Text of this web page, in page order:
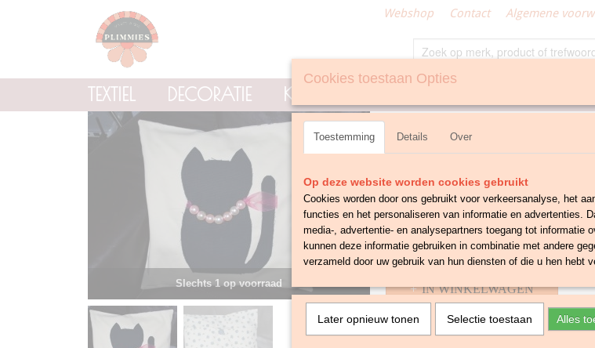
Webshop Contact Algemene
TEXTIEL DECORATIE KNOPEN
Slechts 1 op voorraad
Kussenhoes Poes
✓ Op voorraad
Aantal
IN WINKELWAGEN
Omschrijving
Cookies toestaan Opties
Toestemming Details Over
Op deze website worden cookies gebruikt
Cookies worden door ons gebruikt voor verkeersanalyse, het
functies en het personaliseren van informatie en advertenties.
media-, advertentie- en analysepartners toegang tot informatie
kunnen deze informatie gebruiken in combinatie met andere
verzameld door uw gebruik van hun diensten of die u hen hebt
Later opnieuw tonen Selectie toestaan Alles